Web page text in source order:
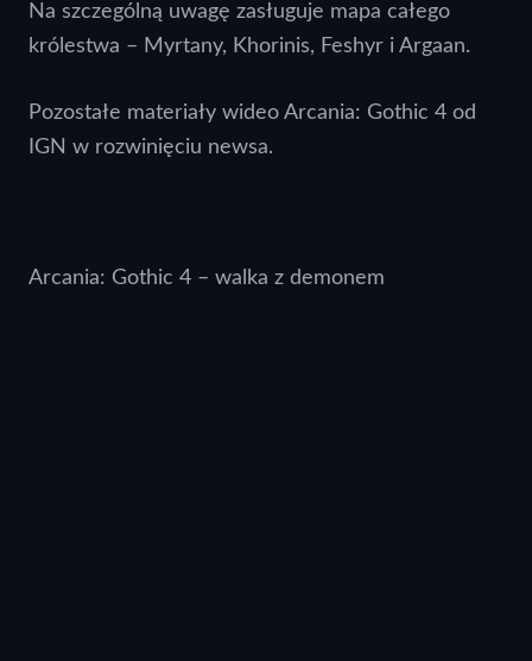
Na szczególną uwagę zasługuje mapa całego
królestwa – Myrtany, Khorinis, Feshyr i Argaan.
Pozostałe materiały wideo Arcania: Gothic 4 od
IGN w rozwinięciu newsa.
Arcania: Gothic 4 – walka z demonem